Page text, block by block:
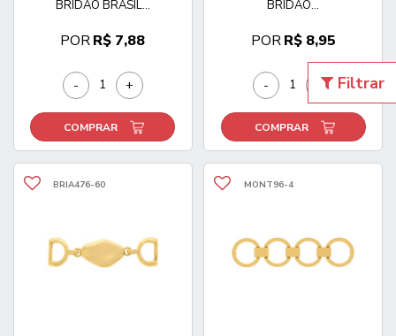
Filtrar
BRIDÃO BRASIL...
PORR$ 7,88
- +
COMPRAR
BRIDÃO...
PORR$ 8,95
- +
COMPRAR
BRIA476-60 MONT96-4